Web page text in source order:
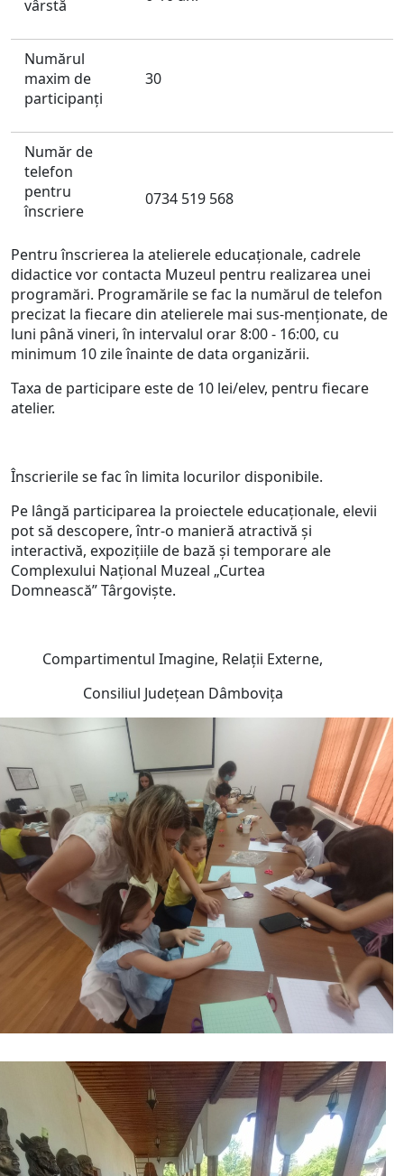
vârstă
Numărul
maxim de
participanți
30
Număr de
telefon
pentru
înscriere
0734 519 568
Pentru înscrierea la atelierele educaționale, cadrele
didactice vor contacta Muzeul pentru realizarea unei
programări. Programările se fac la numărul de telefon
precizat la fiecare din atelierele mai sus-menţionate, de
luni până vineri, în intervalul orar 8:00 - 16:00, cu
minimum 10 zile înainte de data organizării.
Taxa de participare este de 10 lei/elev, pentru fiecare
atelier.
Înscrierile se fac în limita locurilor disponibile.
Pe lângă participarea la proiectele educaționale, elevii
pot să descopere, într-o manieră atractivă și
interactivă, expoziţiile de bază şi temporare ale
Complexului Naţional Muzeal „Curtea
Domnească” Târgovişte.
Compartimentul Imagine, Relații Externe,
Consiliul Județean Dâmbovița